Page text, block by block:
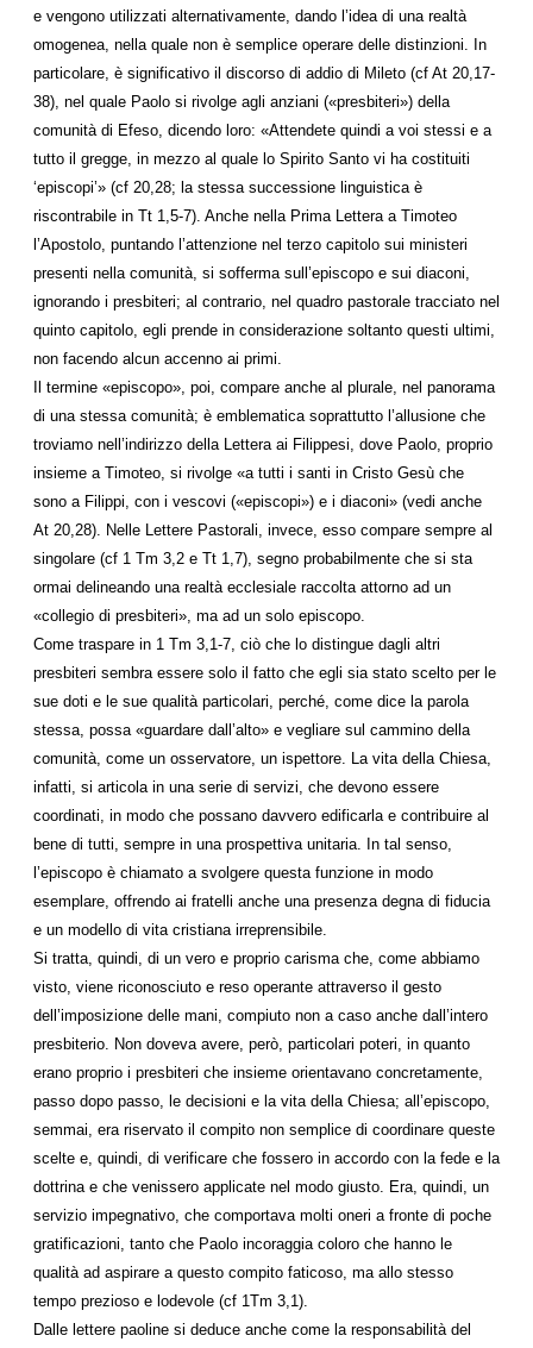
e vengono utilizzati alternativamente, dando l’idea di una realtà
omogenea, nella quale non è semplice operare delle distinzioni. In
particolare, è significativo il discorso di addio di Mileto (cf At 20,17-
38), nel quale Paolo si rivolge agli anziani («presbiteri») della
comunità di Efeso, dicendo loro: «Attendete quindi a voi stessi e a
tutto il gregge, in mezzo al quale lo Spirito Santo vi ha costituiti
‘episcopi’» (cf 20,28; la stessa successione linguistica è
riscontrabile in Tt 1,5-7). Anche nella Prima Lettera a Timoteo
l’Apostolo, puntando l’attenzione nel terzo capitolo sui ministeri
presenti nella comunità, si sofferma sull’episcopo e sui diaconi,
ignorando i presbiteri; al contrario, nel quadro pastorale tracciato nel
quinto capitolo, egli prende in considerazione soltanto questi ultimi,
non facendo alcun accenno ai primi.
Il termine «episcopo», poi, compare anche al plurale, nel panorama
di una stessa comunità; è emblematica soprattutto l’allusione che
troviamo nell’indirizzo della Lettera ai Filippesi, dove Paolo, proprio
insieme a Timoteo, si rivolge «a tutti i santi in Cristo Gesù che
sono a Filippi, con i vescovi («episcopi») e i diaconi» (vedi anche
At 20,28). Nelle Lettere Pastorali, invece, esso compare sempre al
singolare (cf 1 Tm 3,2 e Tt 1,7), segno probabilmente che si sta
ormai delineando una realtà ecclesiale raccolta attorno ad un
«collegio di presbiteri», ma ad un solo episcopo.
Come traspare in 1 Tm 3,1-7, ciò che lo distingue dagli altri
presbiteri sembra essere solo il fatto che egli sia stato scelto per le
sue doti e le sue qualità particolari, perché, come dice la parola
stessa, possa «guardare dall’alto» e vegliare sul cammino della
comunità, come un osservatore, un ispettore. La vita della Chiesa,
infatti, si articola in una serie di servizi, che devono essere
coordinati, in modo che possano davvero edificarla e contribuire al
bene di tutti, sempre in una prospettiva unitaria. In tal senso,
l’episcopo è chiamato a svolgere questa funzione in modo
esemplare, offrendo ai fratelli anche una presenza degna di fiducia
e un modello di vita cristiana irreprensibile.
Si tratta, quindi, di un vero e proprio carisma che, come abbiamo
visto, viene riconosciuto e reso operante attraverso il gesto
dell’imposizione delle mani, compiuto non a caso anche dall’intero
presbiterio. Non doveva avere, però, particolari poteri, in quanto
erano proprio i presbiteri che insieme orientavano concretamente,
passo dopo passo, le decisioni e la vita della Chiesa; all’episcopo,
semmai, era riservato il compito non semplice di coordinare queste
scelte e, quindi, di verificare che fossero in accordo con la fede e la
dottrina e che venissero applicate nel modo giusto. Era, quindi, un
servizio impegnativo, che comportava molti oneri a fronte di poche
gratificazioni, tanto che Paolo incoraggia coloro che hanno le
qualità ad aspirare a questo compito faticoso, ma allo stesso
tempo prezioso e lodevole (cf 1Tm 3,1).
Dalle lettere paoline si deduce anche come la responsabilità del